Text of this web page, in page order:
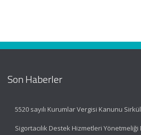
Son Haberler
5520 sayılı Kurumlar Vergisi Kanunu
Sigortacılık Destek Hizmetleri Yönetmeliği